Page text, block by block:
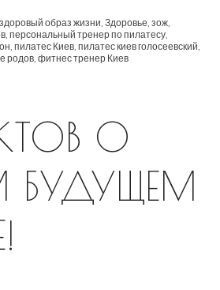
здоровый образ жизни, Здоровье, зож,
, персональный тренер по пилатесу,
, пилатес Киев, пилатес киев голосеевский,
родов, фитнес тренер Киев
О
БУДУЩЕМ